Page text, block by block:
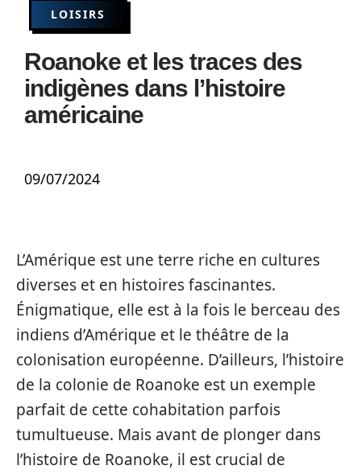
LOISIRS
Roanoke et les traces des
indigènes dans l’histoire
américaine
09/07/2024
L’Amérique est une terre riche en cultures
diverses et en histoires fascinantes.
Énigmatique, elle est à la fois le berceau des
indiens d’Amérique et le théâtre de la
colonisation européenne. D’ailleurs, l’histoire
de la colonie de Roanoke est un exemple
parfait de cette cohabitation parfois
tumultueuse. Mais avant de plonger dans
l’histoire de Roanoke, il est crucial de